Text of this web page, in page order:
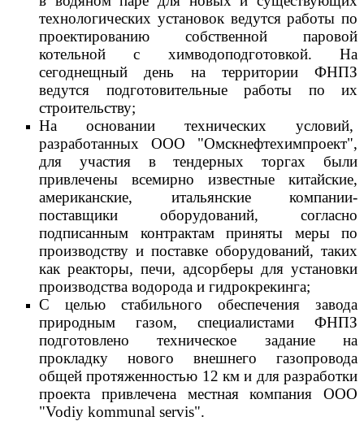
технологических установок ведутся работы по
проектированию собственной паровой
котельной с химводоподготовкой. На
сегоднещный день на территории ФНПЗ
ведутся подготовительные работы по их
строительству;
На основании технических условий,
разработанных ООО "Омскнефтехимпроект",
для участия в тендерных торгах были
привлечены всемирно известные китайские,
американские, итальянские компании-
поставщики оборудований, согласно
подписанным контрактам приняты меры по
производству и поставке оборудований, таких
как реакторы, печи, адсорберы для установки
производства водорода и гидрокрекинга;
С целью стабильного обеспечения завода
природным газом, специалистами ФНПЗ
подготовлено техническое задание на
прокладку нового внешнего газопровода
общей протяженностью 12 км и для разработки
проекта привлечена местная компания ООО
"Vodiy kommunal servis".